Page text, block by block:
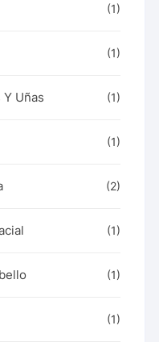
(1)
(1)
Uñas (1)
(1)
(2)
(1)
(1)
(1)